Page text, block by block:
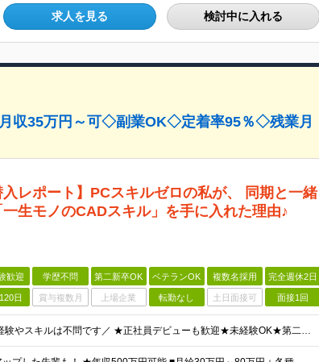
求人を見る 検討中に入れる
収35万円～可◇副業OK◇定着率95％◇残業月
入レポート】PCスキルゼロの私が、 同期と一緒
一生モノのCADスキル」を手に入れた理由♪
歓迎 学歴不問 第二新卒OK ベテランOK 複数名採用 完全週休2日
日 賞与複数月 上場企業 転勤なし 土日面接可 面接1回
＼人柄重視の採用実施中！経験やスキルは不問です／ ★正社員デビューも歓迎★未経験OK★第二新卒歓迎★学歴不問 ◎20代～30代の若手中心に活躍中 ◎U/Iターンも歓迎 ◎転居を伴う転勤なし ◎家族の